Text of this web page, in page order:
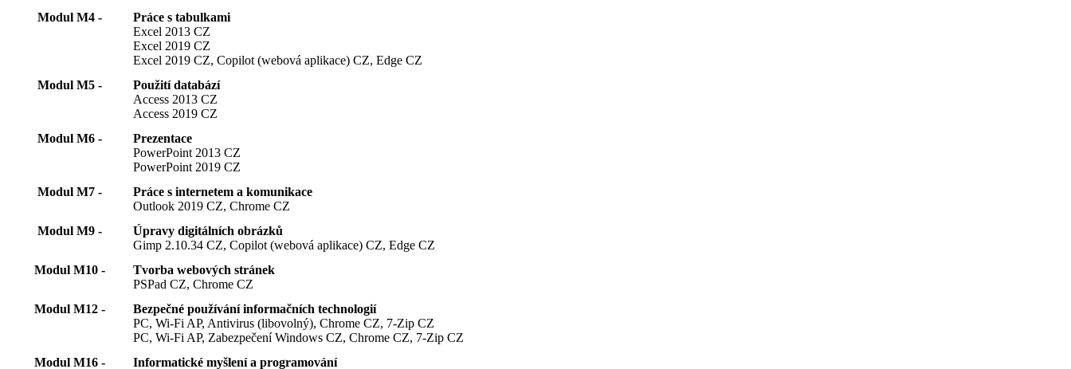
Modul M4 -
Práce s tabulkami
Excel 2013 CZ
Excel 2019 CZ
Excel 2019 CZ, Copilot (webová aplikace) CZ, Edge CZ
Modul M5 -
Použití databází
Access 2013 CZ
Access 2019 CZ
Modul M6 -
Prezentace
PowerPoint 2013 CZ
PowerPoint 2019 CZ
Modul M7 -
Práce s internetem a komunikace
Outlook 2019 CZ, Chrome CZ
Modul M9 -
Úpravy digitálních obrázků
Gimp 2.10.34 CZ, Copilot (webová aplikace) CZ, Edge CZ
Modul M10 -
Tvorba webových stránek
PSPad CZ, Chrome CZ
Modul M12 -
Bezpečné používání informačních technologií
PC, Wi-Fi AP, Antivirus (libovolný), Chrome CZ, 7-Zip CZ
PC, Wi-Fi AP, Zabezpečení Windows CZ, Chrome CZ, 7-Zip CZ
Modul M16 -
Informatické myšlení a programování